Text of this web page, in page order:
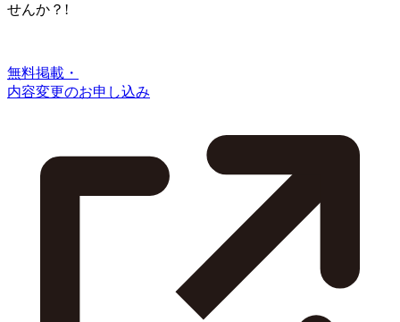
せんか？!
無料掲載・
内容変更のお申し込み